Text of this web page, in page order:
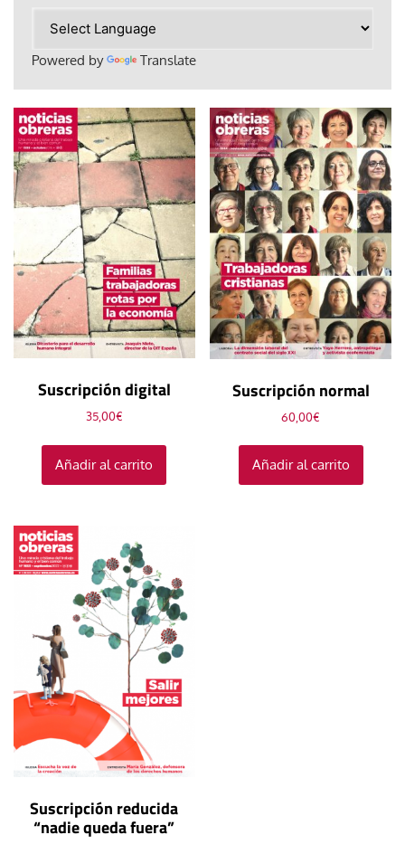
Powered by Translate
Suscripción digital
35,00€
Añadir al carrito
Suscripción normal
60,00€
Añadir al carrito
Suscripción reducida
“nadie queda fuera”